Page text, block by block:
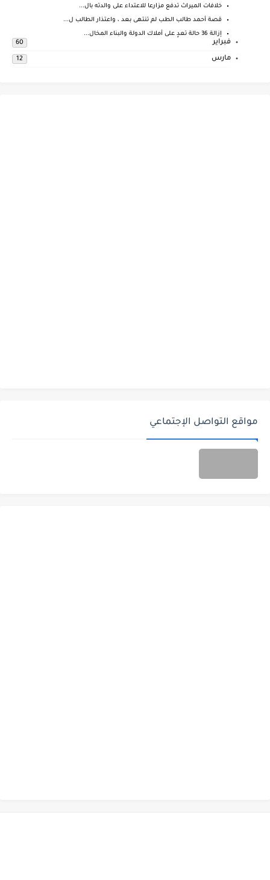
خلافات الميراث تدفع مزارعا للاعتداء على والدته بال...
قصة أحمد طالب الطب لم تنتهى بعد ، واعتذار الطالب ل...
إزالة 36 حالة تعدٍ على أملاك الدولة والبناء المخال...
فبراير 60
مارس 12
مواقع التواصل الإجتماعي